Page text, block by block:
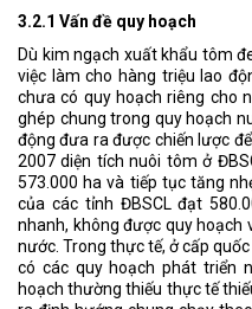
3.2.1 Vấn đề quy hoạch
Dù kim ngạch xuất khẩu tôm
việc làm cho hàng triệu lao
chưa có quy hoạch riêng cho
ghép chung trong quy hoạch
động đưa ra được chiến lược
2007 diện tích nuôi tôm ở
573.000 ha và tiếp tục tăng
của các tỉnh ĐBSCL đạt
nhanh, không được quy hoạch
nước. Trong thực tế, ở cấp
có các quy hoạch phát triển
hoạch thường thiếu thực tế